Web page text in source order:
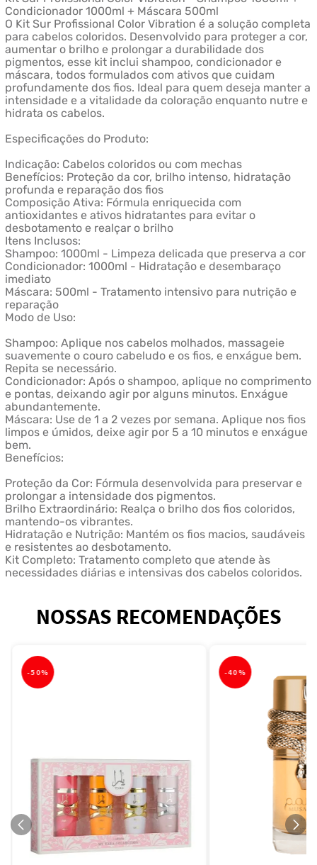
Condicionador 1000ml + Máscara 500ml
O Kit Sur Profissional Color Vibration é a solução completa
para cabelos coloridos. Desenvolvido para proteger a cor,
aumentar o brilho e prolongar a durabilidade dos
pigmentos, esse kit inclui shampoo, condicionador e
máscara, todos formulados com ativos que cuidam
profundamente dos fios. Ideal para quem deseja manter a
intensidade e a vitalidade da coloração enquanto nutre e
hidrata os cabelos.
Especificações do Produto:
Indicação: Cabelos coloridos ou com mechas
Benefícios: Proteção da cor, brilho intenso, hidratação
profunda e reparação dos fios
Composição Ativa: Fórmula enriquecida com
antioxidantes e ativos hidratantes para evitar o
desbotamento e realçar o brilho
Itens Inclusos:
Shampoo: 1000ml - Limpeza delicada que preserva a cor
Condicionador: 1000ml - Hidratação e desembaraço
imediato
Máscara: 500ml - Tratamento intensivo para nutrição e
reparação
Modo de Uso:
Shampoo: Aplique nos cabelos molhados, massageie
suavemente o couro cabeludo e os fios, e enxágue bem.
Repita se necessário.
Condicionador: Após o shampoo, aplique no comprimento
e pontas, deixando agir por alguns minutos. Enxágue
abundantemente.
Máscara: Use de 1 a 2 vezes por semana. Aplique nos fios
limpos e úmidos, deixe agir por 5 a 10 minutos e enxágue
bem.
Benefícios:
Proteção da Cor: Fórmula desenvolvida para preservar e
prolongar a intensidade dos pigmentos.
Brilho Extraordinário: Realça o brilho dos fios coloridos,
mantendo-os vibrantes.
Hidratação e Nutrição: Mantém os fios macios, saudáveis
e resistentes ao desbotamento.
Kit Completo: Tratamento completo que atende às
necessidades diárias e intensivas dos cabelos coloridos.
NOSSAS RECOMENDAÇÕES
-50% -40%